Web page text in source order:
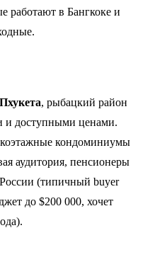
работают в Бангкоке и
, рыбацкий район
и доступными ценами.
кондоминиумы
аудитория, пенсионеры
(типичный buyer
до $200 000, хочет